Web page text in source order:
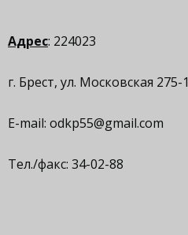
Адрес: 224023
г. Брест, ул. Московская 275-1
E-mail: odkp55@gmail.com
Тел./факс: 34-02-88